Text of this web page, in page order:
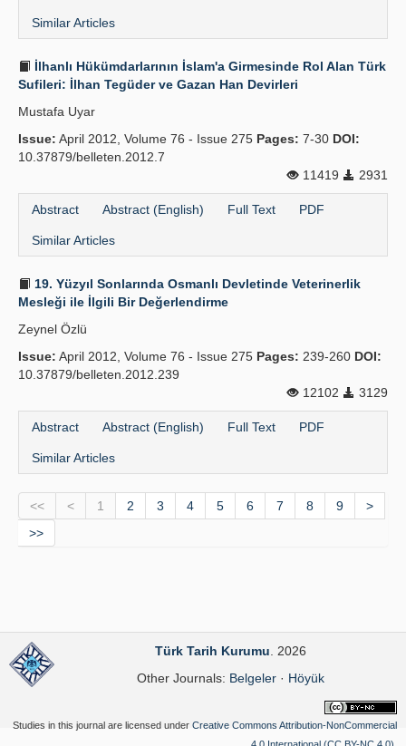
Similar Articles
İlhanlı Hükümdarlarının İslam'a Girmesinde Rol Alan Türk
Sufileri: İlhan Tegüder ve Gazan Han Devirleri
Mustafa Uyar
Issue: April 2012, Volume 76 - Issue 275 Pages: 7-30 DOI:
10.37879/belleten.2012.7
11419
2931
Abstract Abstract (English) Full Text PDF
Similar Articles
19. Yüzyıl Sonlarında Osmanlı Devletinde Veteriner­lik
Mesleği ile İlgili Bir Değerlendirme
Zeynel Özlü
Issue: April 2012, Volume 76 - Issue 275 Pages: 239-260 DOI:
10.37879/belleten.2012.239
12102
3129
Abstract Abstract (English) Full Text PDF
Similar Articles
<< < 1 2 3 4 5 6 7 8 9
>
>>
Türk Tarih Kurumu . 2026
Other Journals: Belgeler· Höyük
Studies in this journal are licensed under Creative Commons Attribution-NonCommercial